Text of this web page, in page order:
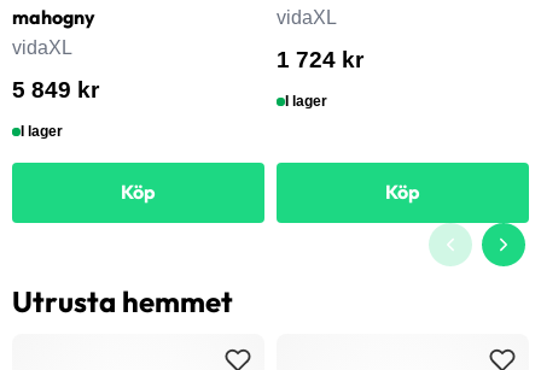
mahogny
vidaXL
5 849 kr
I lager
Köp
vidaXL
1 724 kr
I lager
Köp
Utrusta hemmet